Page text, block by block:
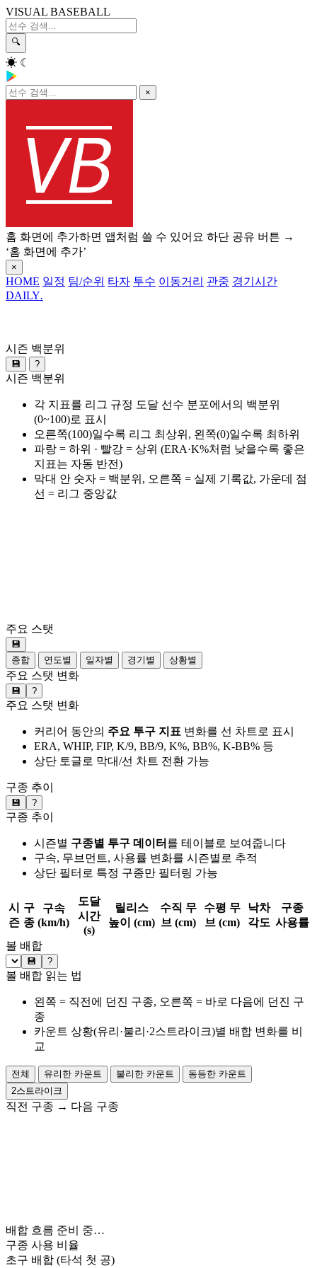
VISUAL BASEBALL
🔍
☀ ☾
×
홈 화면에 추가하면 앱처럼 쓸 수 있어요 하단 공유 버튼 →
‘홈 화면에 추가’
×
HOME 일정 팀/순위 타자 투수 이동거리 관중 경기시간
DAILY.
시즌 백분위
💾 ?
시즌 백분위
각 지표를 리그 규정 도달 선수 분포에서의 백분위
(0~100)로 표시
오른쪽(100)일수록 리그 최상위, 왼쪽(0)일수록 최하위
파랑 = 하위 · 빨강 = 상위 (ERA·K%처럼 낮을수록 좋은
지표는 자동 반전)
막대 안 숫자 = 백분위, 오른쪽 = 실제 기록값, 가운데 점
선 = 리그 중앙값
주요 스탯
💾
종합
연도별 일자별 경기별 상황별
주요 스탯 변화
💾 ?
주요 스탯 변화
커리어 동안의 주요 투구 지표 변화를 선 차트로 표시
ERA, WHIP, FIP, K/9, BB/9, K%, BB%, K-BB% 등
상단 토글로 막대/선 차트 전환 가능
구종 추이
💾 ?
구종 추이
시즌별 구종별 투구 데이터 를 테이블로 보여줍니다
구속, 무브먼트, 사용률 변화를 시즌별로 추적
상단 필터로 특정 구종만 필터링 가능
시
즌
구
종
구속
(km/h)
도달
시간
(s)
릴리스
높이 (cm)
수직 무
브 (cm)
수평 무
브 (cm)
낙차
각도
구종
사용률
볼 배합
💾 ?
볼 배합 읽는 법
왼쪽 = 직전에 던진 구종, 오른쪽 = 바로 다음에 던진 구
종
카운트 상황(유리·불리·2스트라이크)별 배합 변화를 비
교
전체 유리한 카운트 불리한 카운트
동등한 카운트
2스트라이크
직전 구종 → 다음 구종
배합 흐름 준비 중…
구종 사용 비율
초구 배합 (타석 첫 공)